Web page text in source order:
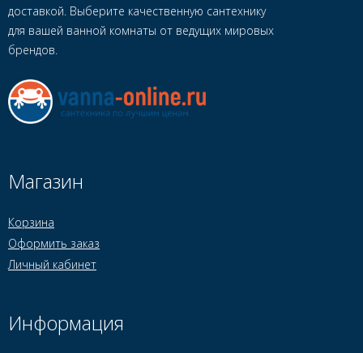
доставкой. Выберите качественную сантехнику
для вашей ванной комнаты от ведущих мировых
брендов.
Магазин
Корзина
Оформить заказ
Личный кабинет
Информация